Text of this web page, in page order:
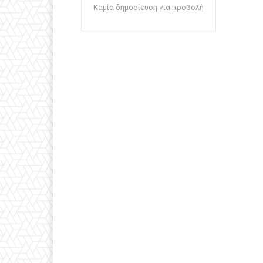
Καμία δημοσίευση για προβολή